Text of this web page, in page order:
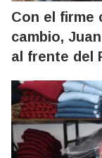
Con el firme
cambio,
al frente del